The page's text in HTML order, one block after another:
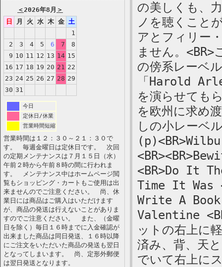
＜2026年8月 ＞
日
月 火 水 木 金 土
1
2
3 4 5 6 7
8
9 10 11 12 13 14 15
16 17 18 19 20 21 22
23 24 25 26 27 28 29
30 31
今日
定休日/休業
営業時間短縮
営業時間は１２：３０～２１：３０で
す。 毎週金曜日は定休日です。 次回
の定期メンテナンスは７月１５日（水）
午前２時から午前８時の間に行われま
す。 メンテナンス中はホームページ閲
覧もショッピング・カートもご使用は出
来ませんのでご注意ください。 尚、休
業日には商品はご購入はいただけます
が、商品の発送は行えないことがありま
すのでご注意ください。 また、（金曜
日を除く）毎日１６時までに入金確認が
出来ました商品は同日発送、１６時以降
にご注文をいただいた商品の発送も翌日
となってしまいます。 尚、定形外郵便
は翌日発送となります。
の美しくも、
ノを聴くこと
アとフィリー
ません。
の傍系レーベ
「Harold
を演らせても
を欧州に求め
しの小レーベ
<BR>Do It
Time It Was
Write A Book
Valentine
ットの右上に
済み、背、天
でいて右上に